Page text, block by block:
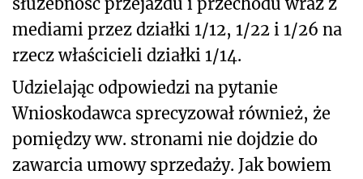
mediami przez działki 1/12, 1/22 i 1/26 na
rzecz właścicieli działki 1/14.
Udzielając odpowiedzi na pytanie
Wnioskodawca sprecyzował również, że
pomiędzy ww. stronami nie dojdzie do
zawarcia umowy sprzedaży. Jak bowiem